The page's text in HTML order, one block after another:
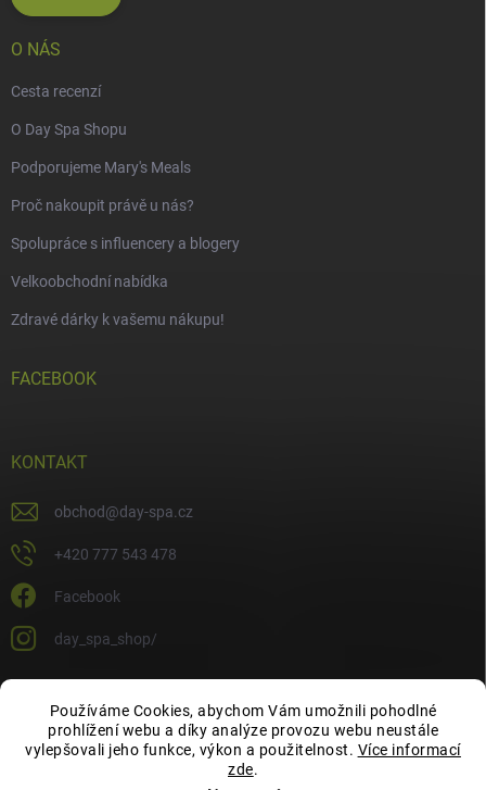
Používáme Cookies, abychom Vám umožnili pohodlné
prohlížení webu a díky analýze provozu webu neustále
vylepšovali jeho funkce, výkon a použitelnost. Více informací
zde.
O NÁS
Cesta recenzí
O Day Spa Shopu
Podporujeme Mary's Meals
Proč nakoupit právě u nás?
Spolupráce s influencery a blogery
Velkoobchodní nabídka
Zdravé dárky k vašemu nákupu!
FACEBOOK
KONTAKT
obchod@day-spa.cz
+420 777 543 478
Facebook
day_spa_shop/
OCHRANA OSOBNÍCH ÚDAJŮ